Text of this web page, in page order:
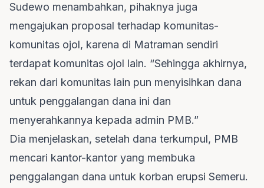
Sudewo menambahkan, pihaknya juga
mengajukan proposal terhadap komunitas-
komunitas ojol, karena di Matraman sendiri
terdapat komunitas ojol lain. “Sehingga akhirnya,
rekan dari komunitas lain pun menyisihkan dana
untuk penggalangan dana ini dan
menyerahkannya kepada admin PMB.”
Dia menjelaskan, setelah dana terkumpul, PMB
mencari kantor-kantor yang membuka
penggalangan dana untuk korban erupsi Semeru.